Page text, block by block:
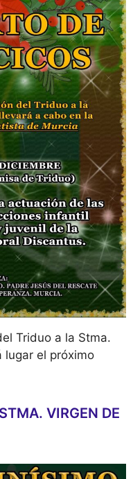
Triduo a la Stma.
lugar el próximo
VIRGEN DE